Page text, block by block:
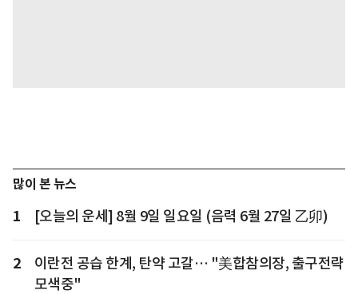
많이 본 뉴스
1 [오늘의 운세] 8월 9일 일요일 (음력 6월 27일 乙卯)
2
이란전 공습 한계, 탄약 고갈… "美합참의장, 출구전략
모색중"